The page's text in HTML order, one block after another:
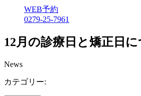
WEB予約
0279-25-7961
12月の診療日と矯正日
News
カテゴリー: